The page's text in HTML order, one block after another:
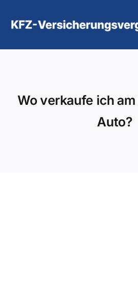
Inhalt
Wo verkaufe ich
Auto?